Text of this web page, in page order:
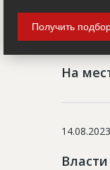
13.10.2023
На
14.08.2023
Получить